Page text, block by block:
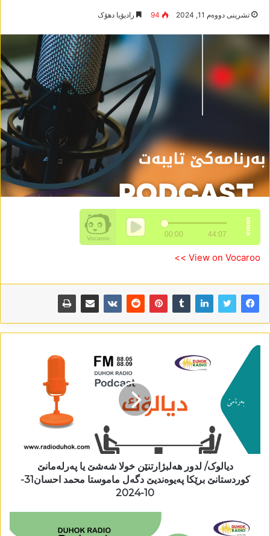
تشرینی دووه‌م 11, 2024 94 رادیۆیا دھۆک
View on Vocaroo >>
دیالوک/ لدور ھەلبژارتنێن خولا شەشێ یا پەرلەمانێ
کوردستانێ برێکا پەیوەندیێ دگەل ماموستا محمد احسان31-
10-2024